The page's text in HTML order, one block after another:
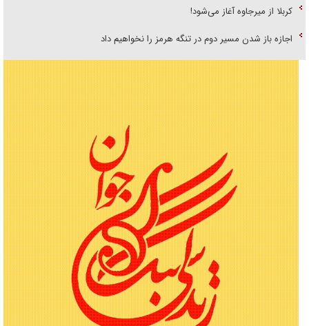
کربلا از میرجاوه آغاز می‌شود!
اجازه باز شدن مسیر دوم در تنگه هرمز را نخواهیم داد